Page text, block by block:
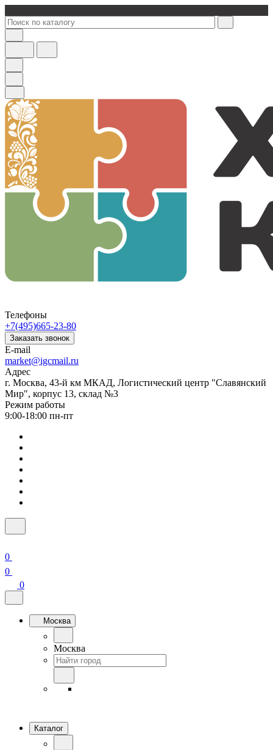
Телефоны
+7(495)665-23-80
Заказать звонок
E-mail
market@igcmail.ru
Адрес
г. Москва, 43-й км МКАД, Логистический центр "Славянский
Мир", корпус 13, склад №3
Режим работы
9:00-18:00 пн-пт
0
0
0
Москва
Москва
Каталог